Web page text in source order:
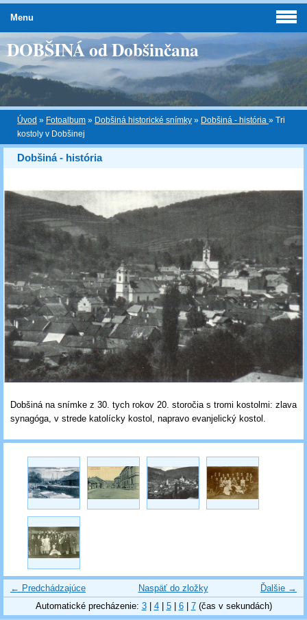
DOBŠINÁ od Dobšinčana
Úvod » Fotoalbum » Dobšiná historické snímky » Dobšiná - história » Tri
kostoly v Dobšinej
Dobšiná - história
Dobšiná na snímke z 30. tych rokov 20. storočia s tromi kostolmi: zlava
synagóga, v strede katolícky kostol, napravo evanjelický kostol.
← Predchádzajúce Ďalšie →
Naspäť do zložky
Automatické precházenie: 3| 4| 5| 6| 7(čas v sekundách)
Menu